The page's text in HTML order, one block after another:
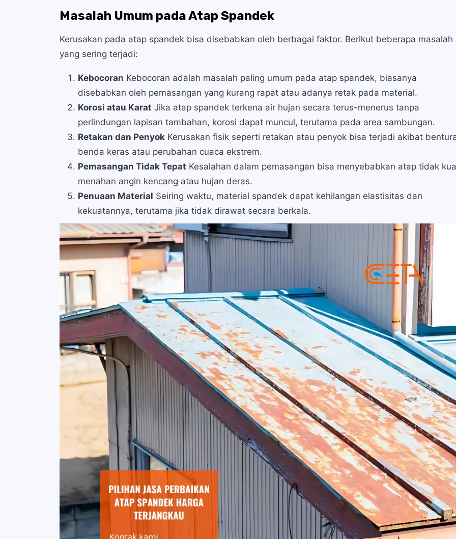
Masalah Umum pada Atap Spandek
Kerusakan pada atap spandek bisa disebabkan oleh berbagai faktor. Berikut beberapa masalah
yang sering terjadi:
Kebocoran Kebocoran adalah masalah paling umum pada atap spandek, biasanya
disebabkan oleh pemasangan yang kurang rapat atau adanya retak pada material.
Korosi atau Karat Jika atap spandek terkena air hujan secara terus-menerus tanpa
perlindungan lapisan tambahan, korosi dapat muncul, terutama pada area sambungan.
Retakan dan Penyok Kerusakan fisik seperti retakan atau penyok bisa terjadi akibat
benda keras atau perubahan cuaca ekstrem.
Pemasangan Tidak Tepat Kesalahan dalam pemasangan bisa menyebabkan atap tidak
menahan angin kencang atau hujan deras.
Penuaan Material Seiring waktu, material spandek dapat kehilangan elastisitas dan
kekuatannya, terutama jika tidak dirawat secara berkala.